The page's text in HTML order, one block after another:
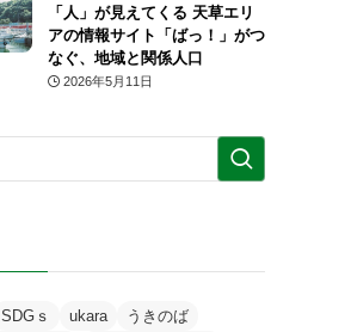
「人」が見えてくる 天草エリ
アの情報サイト「ばっ！」がつ
なぐ、地域と関係人口
2026年5月11日
SDGｓ ukara
うきのば